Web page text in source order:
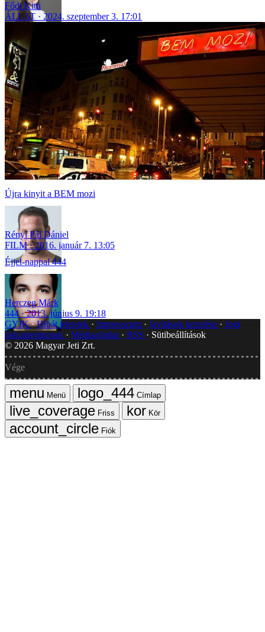
Fődi Kitti
ÁLLAT
2024. szeptember 3. 17:01
Újra kinyit a BEM mozi
Rényi Pál Dániel
FILM
2016. január 7. 13:05
Éjjel-nappal 444
Herczeg Márk
444
2013. június 9. 19:18
GYIK Hibát jelentek Impresszum Javítások kezelése
Jogi
dokumentumok
Médiaajánlat RSS
Sütibeállítások
© 2026 Magyar Jeti Zrt.
Vége
Menü
Címlap
Friss
Kör
Fiók